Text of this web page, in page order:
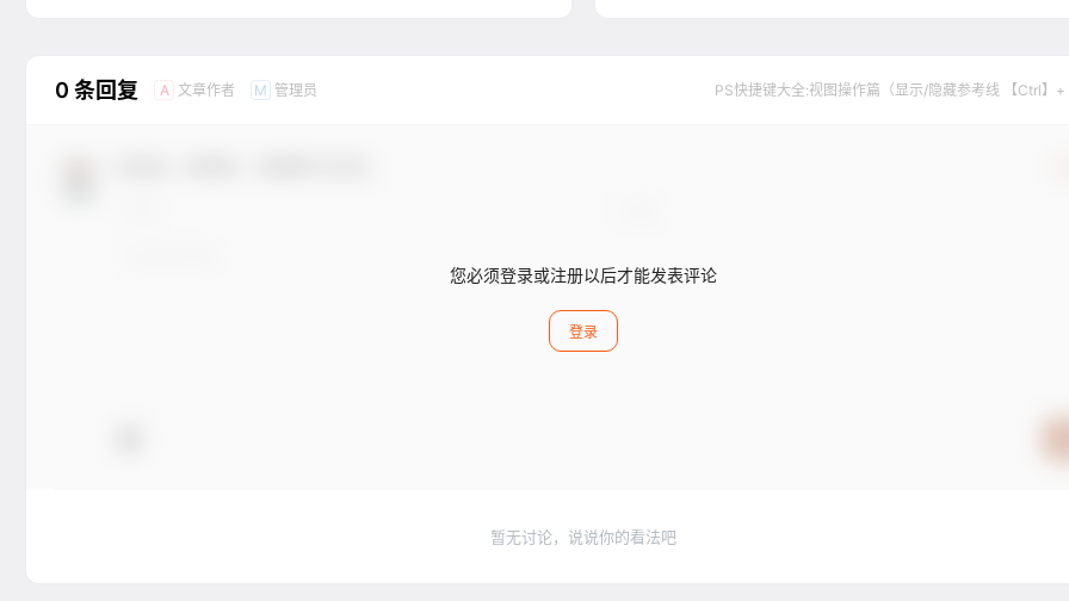
0 条回复 A 文章作者 M 管理员 PS快捷键大全:视图操作篇（显示/隐藏参考线 【Ctrl】+
您必须登录或注册以后才能发表评论
登录
暂无讨论，说说你的看法吧